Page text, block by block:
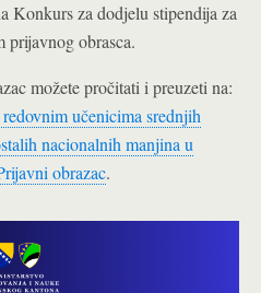
Konkurs za dodjelu stipendija za
prijavnog obrasca.
možete pročitati i preuzeti na:
učenicima srednjih
nacionalnih manjina u
obrazac.